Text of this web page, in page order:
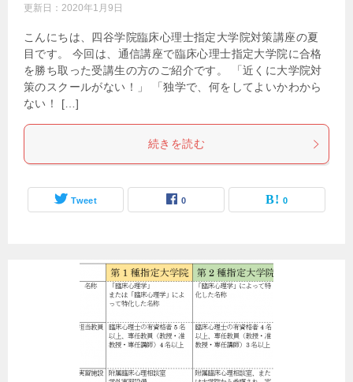
更新日： 2020年1月9日
こんにちは、四谷学院臨床心理士指定大学院対策講座の夏
目です。 今回は、通信講座で臨床心理士指定大学院に合格
を勝ち取った受講生の方のご紹介です。 「近くに大学院対
策のスクールがない！」 「独学で、何をしてよいかわから
ない！ […]
続きを読む
Tweet 0 0